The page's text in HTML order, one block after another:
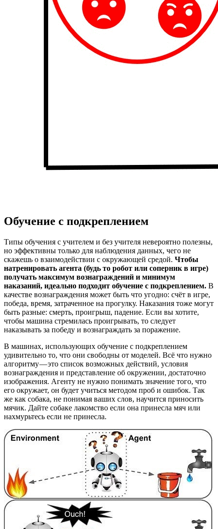
Обучение с подкреплением
Типы обучения с учителем и без учителя невероятно полезны,
но эффективны только для наблюдения данных, чего не
скажешь о взаимодействии с окружающей средой. Чтобы
натренировать агента (будь то робот или соперник в игре)
получать максимум вознаграждений и минимум
наказаний, идеально подходит обучение с подкреплением. В
качестве вознаграждения может быть что угодно: счёт в игре,
победа, время, затраченное на прогулку. Наказания тоже могут
быть разные: смерть, проигрыш, падение. Если вы хотите,
чтобы машина стремилась проигрывать, то следует
наказывать за победу и вознаграждать за поражение.
В машинах, использующих обучение с подкреплением
удивительно то, что они свободны от моделей. Всё что нужно
алгоритму — это список возможных действий, условия
вознаграждения и представление об окружении, достаточно
изображения. Агенту не нужно понимать значение того, что
его окружает, он будет учиться методом проб и ошибок. Так
же как собака, не понимая ваших слов, научится приносить
мячик. Дайте собаке лакомство если она принесла мяч или
нахмурьтесь если не принесла.